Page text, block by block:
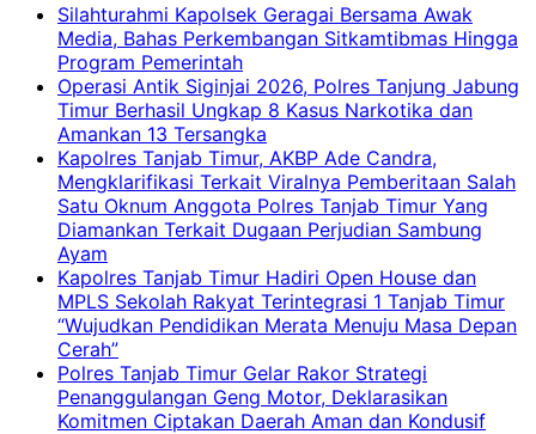
Silahturahmi Kapolsek Geragai Bersama Awak
Media, Bahas Perkembangan Sitkamtibmas Hingga
Program Pemerintah
Operasi Antik Siginjai 2026, Polres Tanjung Jabung
Timur Berhasil Ungkap 8 Kasus Narkotika dan
Amankan 13 Tersangka
Kapolres Tanjab Timur, AKBP Ade Candra,
Mengklarifikasi Terkait Viralnya Pemberitaan Salah
Satu Oknum Anggota Polres Tanjab Timur Yang
Diamankan Terkait Dugaan Perjudian Sambung
Ayam
Kapolres Tanjab Timur Hadiri Open House dan
MPLS Sekolah Rakyat Terintegrasi 1 Tanjab Timur
“Wujudkan Pendidikan Merata Menuju Masa Depan
Cerah”
Polres Tanjab Timur Gelar Rakor Strategi
Penanggulangan Geng Motor, Deklarasikan
Komitmen Ciptakan Daerah Aman dan Kondusif